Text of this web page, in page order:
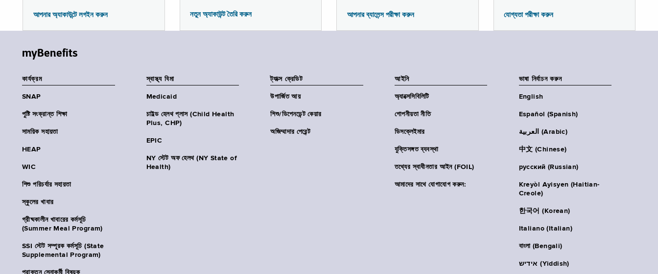
আপনার অ্যাকাউন্টে লগইন করুন নতুন অ্যাকাউন্ট তৈরি করুন আপনার ব্যালেন্স পরীক্ষা করুন যোগ্যতা পরীক্ষা করুন
myBenefits
কার্যক্রম
SNAP
পুষ্টি সংক্রান্ত শিক্ষা
সাময়িক সহায়তা
HEAP
WIC
শিশু পরিচর্যার সহায়তা
স্কুলের খাবার
গ্রীষ্মকালীন খাবারের কর্মসূচি
(Summer Meal Program)
SSI স্টেট সম্পূরক কর্মসূচি (State
Supplemental Program)
প্রাক্তন সেনাকর্মী বিষয়ক
স্বাস্থ্য বিমা
Medicaid
চাইল্ড হেলথ প্লাস (Child Health
Plus, CHP)
EPIC
NY স্টেট অফ হেলথ (NY State of
Health)
ট্যাক্স ক্রেডিট
উপার্জিত আয়
শিশু/ডিপেনডেন্ট কেয়ার
অজিম্মাদার পেরেন্ট
আইনি
অ্যাক্সেসিবিলিটি
গোপনীয়তা নীতি
ডিসক্লেইমার
যুক্তিসঙ্গত ব্যবস্থা
তথ্যের স্বাধীনতার আইন (FOIL)
আমাদের সাথে যোগাযোগ করুন:
ভাষা নির্বাচন করুন
English
Español (Spanish)
العربية (Arabic)
中文 (Chinese)
русский (Russian)
Kreyòl Ayisyen (Haitian-
Creole)
한국어 (Korean)
Italiano (Italian)
বাংলা (Bengali)
אידיש (Yiddish)